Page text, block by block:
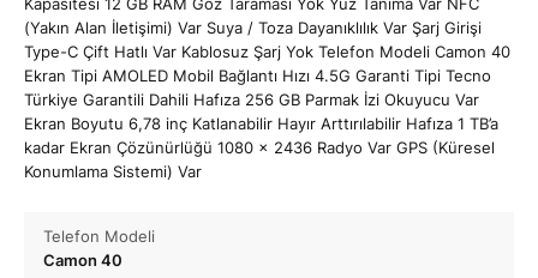
(Yakın Alan İletişimi) Var Suya / Toza Dayanıklılık Var Şarj Girişi
Type-C Çift Hatlı Var Kablosuz Şarj Yok Telefon Modeli Camon 40
Ekran Tipi AMOLED Mobil Bağlantı Hızı 4.5G Garanti Tipi Tecno
Türkiye Garantili Dahili Hafıza 256 GB Parmak İzi Okuyucu Var
Ekran Boyutu 6,78 inç Katlanabilir Hayır Arttırılabilir Hafıza 1 TB’a
kadar Ekran Çözünürlüğü 1080 x 2436 Radyo Var GPS (Küresel
Konumlama Sistemi) Var
Telefon Modeli
Camon 40